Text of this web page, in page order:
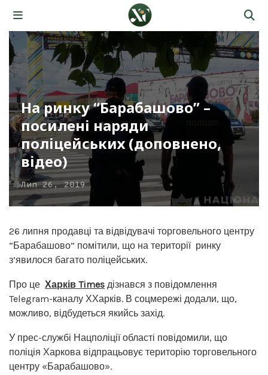
На ринку “Барабашово” –
посилені наряди
поліцейських (доповнено,
відео)
Лип 26, 2019
26 липня продавці та відвідувачі торговельного центру
“Барабашово” помітили, що на території ринку
з’явилося багато поліцейських.
Про це Харків Times дізнався з повідомлення
Telegram-каналу ХХарків. В соцмережі додали, що,
можливо, відбудеться якийсь захід.
У прес-службі Нацполіції області повідомили, що
поліція Харкова відпрацьовує територію торговельного
центру «Барабашово».